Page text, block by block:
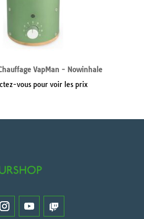
VapMan - Nowinhale
vous pour voir les prix